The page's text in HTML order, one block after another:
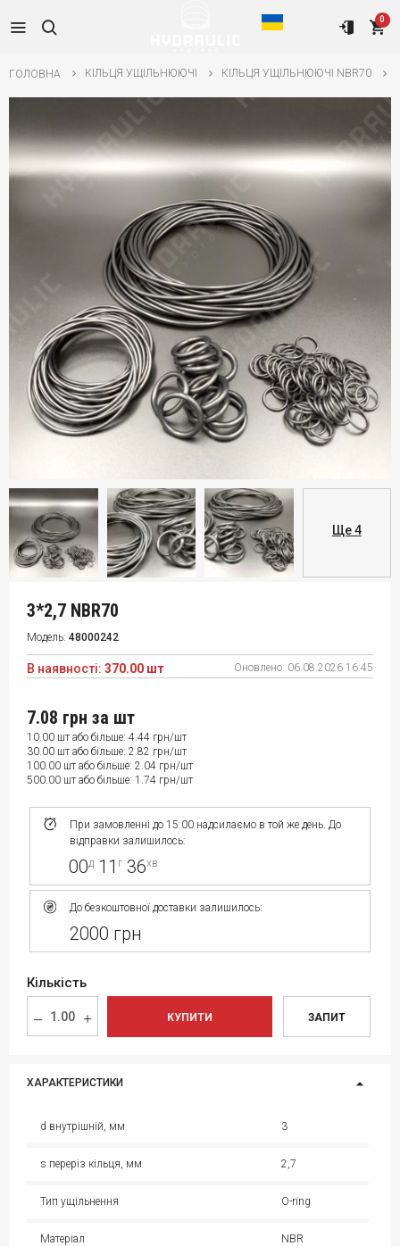
0
ГОЛОВНА КІЛЬЦЯ УЩІЛЬНЮЮЧІ КІЛЬЦЯ УЩІЛЬНЮЮЧІ NBR70
Ще 4
3*2,7 NBR70
Модель: 48000242
В наявності: 370.00 шт Оновлено: 06.08.2026 16:45
При замовленні до 15:00 надсилаємо в той же день. До
відправки залишилось:
00д 11 г 36хв
До безкоштовної доставки залишилось:
2000 грн
7.08 грн за шт
10.00 шт або більше: 4.44 грн/шт
30.00 шт або більше: 2.82 грн/шт
100.00 шт або більше: 2.04 грн/шт
500.00 шт або більше: 1.74 грн/шт
Кількість
КУПИТИ ЗАПИТ
ХАРАКТЕРИСТИКИ
d внутрішній, мм 3
s переріз кільця, мм 2,7
Тип ущільнення O-ring
Матеріал NBR